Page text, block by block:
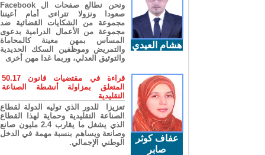
هشام العيدي
ونحن نطالع صفحات ال Facebook
صعودا ونزولا تتراءى أمام أعيننا
مجموعة من الشكايات القضائية ضد
مجموعة من الأعمال الدرامية بدعوى
المساس بمهن معينة كالمحاماة
والتمريض وموظفين السكك الحديدية
والتوثيق العدلي، وربما غدا مهن أخرى
عفاف كوثر
صابر
قراءة في مقتضيات قانون 50.17
المتعلق بمزاولة أنشطة الصناعة
التقليدية
تعزيزا للدور الذي توليه الدولة لقطاع
الصناعة التقليدية وحماية لهذا القطاع
الذي يشغل ما يقارب 2.4 مليون صانع
وصانعة ويساهم بنسبة مهمة في الدخل
الوطني الإجمالي.